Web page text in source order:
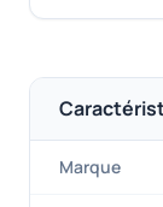
Marque